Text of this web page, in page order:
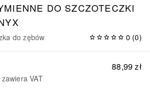
DO SZCZOTECZKI
do zębów 0 (0)
88,99 zł
zawiera VAT